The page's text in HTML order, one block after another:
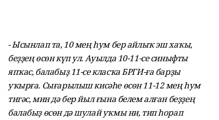
- Ысынлап та, 10 мең һум бер айлыҡ эш хаҡы,
беҙҙең өсөн күп ул. Ауылда 10-11-се синыфты
япҡас, балабыҙ 11-се класҡа БРГИ-ға барҙы
уҡырға. Сығарылыш кисәһе өсөн 11-12 мең һум
тигәс, мин дә бер йыл ғына белем алған беҙҙең
балабыҙ өсөн дә шулай уҡмы ни, тип һорап